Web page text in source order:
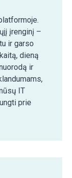
įrenginį –
ir garso
dieną
ir
IT
prie